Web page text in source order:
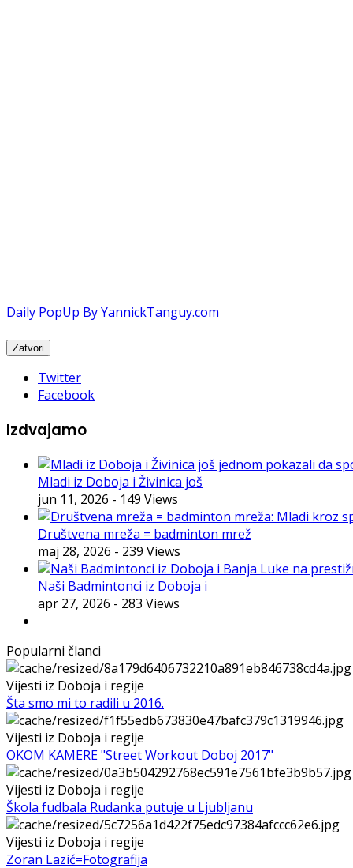
Daily PopUp By YannickTanguy.com
Twitter
Facebook
Izdvajamo
Mladi iz Doboja i Živinica još
jun 11, 2026 - 149 Views
Društvena mreža = badminton mrež
maj 28, 2026 - 239 Views
Naši Badmintonci iz Doboja i
apr 27, 2026 - 283 Views
Popularni članci
Vijesti iz Doboja i regije
Šta smo mi to radili u 2016.
Vijesti iz Doboja i regije
OKOM KAMERE "Street Workout Doboj 2017"
Vijesti iz Doboja i regije
Škola fudbala Rudanka putuje u Ljubljanu
Vijesti iz Doboja i regije
Zoran Lazić=Fotografija